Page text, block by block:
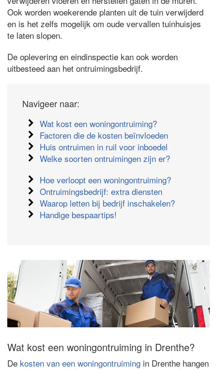
Ook worden woekerende planten uit de tuin verwijderd
en is het zelfs mogelijk om oude vervallen tuinhuisjes
te laten slopen.
De oplevering en eindinspectie kan ook worden
uitbesteed aan het ontruimingsbedrijf.
Navigeer naar:
Wat kost een woningontruiming?
Factoren die de kosten beïnvloeden
Huis ontruimen in ruil voor inboedel
Welke soorten ontruimingen zijn er?
Hoe verloopt een woningontruiming?
Ontruimingsbedrijf: extra diensten
Waarop letten bij bedrijf inschakelen?
Handige bespaartips!
Wat kost een woningontruiming in Drenthe?
De kosten van een woningontruiming in Drenthe hangen